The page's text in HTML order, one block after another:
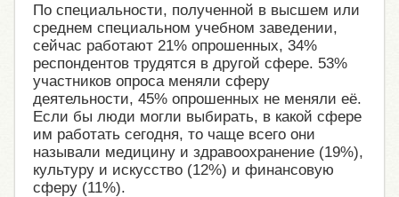
По специальности, полученной в высшем или
среднем специальном учебном заведении,
сейчас работают 21% опрошенных, 34%
респондентов трудятся в другой сфере. 53%
участников опроса меняли сферу
деятельности, 45% опрошенных не меняли её.
Если бы люди могли выбирать, в какой сфере
им работать сегодня, то чаще всего они
называли медицину и здравоохранение (19%),
культуру и искусство (12%) и финансовую
сферу (11%).